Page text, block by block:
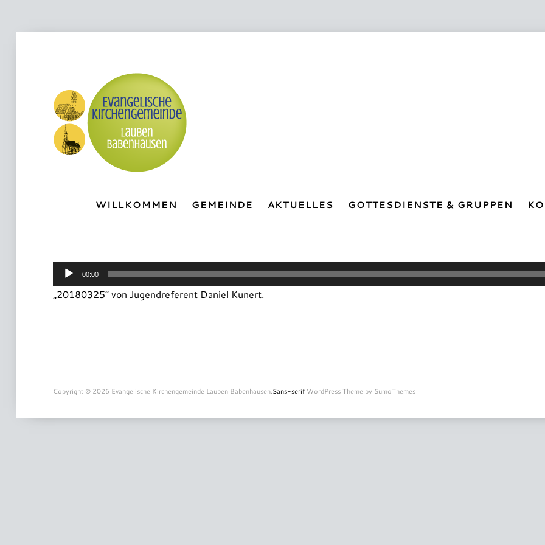
WILLKOMMEN GEMEINDE AKTUELLES GOTTESDIENSTE & GRUPPEN
Audio-
Player
00:00
„20180325“ von Jugendreferent Daniel Kunert.
Copyright © 2026 Evangelische Kirchengemeinde Lauben Babenhausen.Sans-serifWordPress Theme by SumoThemes